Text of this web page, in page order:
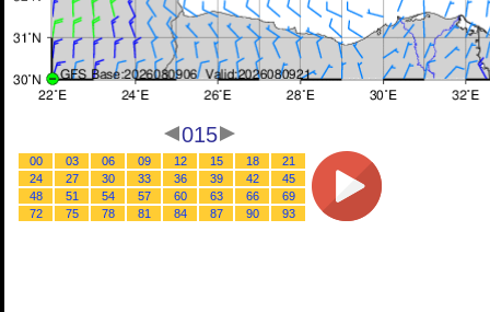
015
00 03 06 09 12 15 18
21
24
27 30 33 36 39 42
45
48
51 54 57 60 63 66
69
72
75 78 81 84 87 90 93